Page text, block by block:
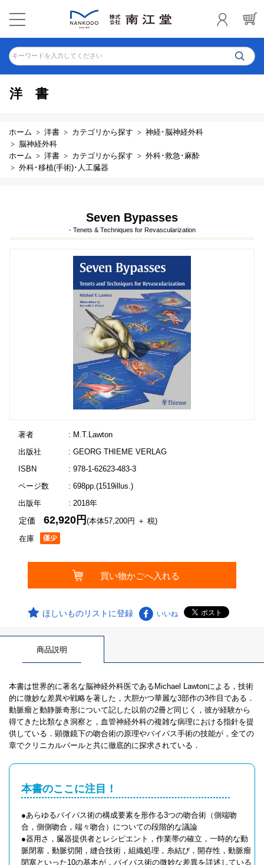
キーワードを入力してください
洋書
ホーム 洋書 カテゴリから探す
神経･脳神経外科
脳神経外科
ホーム
洋書 カテゴリから探す
外科･救急･麻酔
外科･移植(手術)･人工臓器
Seven Bypasses
- Tenets & Techniques for Revascularization
著者
: M.T.Lawton
出版社
: GEORG THIEME VERLAG
ISBN
: 978-1-62623-483-3
ページ数
: 698pp.(1519illus.)
出版年
: 2018年
在庫
定価62,920円(本体57,200円 ＋ 税)
ほしいものリストに登録 いいね
商品説明
本書は世界的に著名な脳神経外科医であるMichael Lawtonによる，技術
的に微妙な差異や戦略を著した，大胆かつ華麗な3部作の3作目である．
動脈瘤と動静脈奇形について記した以前の2冊ど同じく，彼が経験から
得てきた比類なき洞察と，血管神経外科の複雑な病理における指針を提
供している．顕微鏡下の吻合術の原理やバイパス手術の技能が，全ての
章でクリニカルパールと共に徹底的に探求されている．
本書のここに注目！
●あらゆるバイパス術の構成要素を形作る3つの吻合術（側端吻
合，側側吻合，端々吻合）についての段階的な議論
●器用さ，臓器提供者とレシピエント，作業帯の確立，一時的な動
脈閉塞，動脈切開，縫合技術，組織処理，糸結び，開存性，動脈瘤
閉塞といった10の基本が，バイパス術の微妙な差異を詳述している